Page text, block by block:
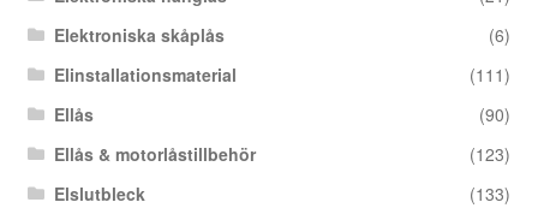
Elektroniska skåplås
(6)
Elinstallationsmaterial
(111)
Ellås
(90)
Ellås & motorlåstillbehör
(123)
Elslutbleck
(133)